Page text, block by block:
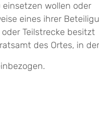
wollen oder
eines ihrer
Teilstrecke besitzt
des Ortes, in